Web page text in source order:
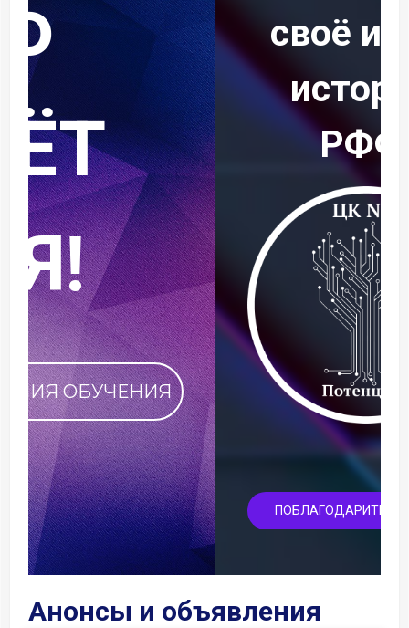
своё имя в
историю
РФФ!
ПОБЛАГОДАРИТЬ ФАКУЛЬТЕТ
Анонсы и объявления